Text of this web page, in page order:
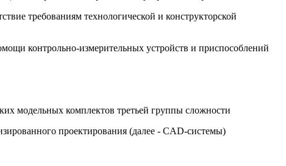
требованиям технологической и конструкторской
контрольно-измерительных устройств и приспособлений
модельных комплектов третьей группы сложности
проектирования (далее - CAD-системы)